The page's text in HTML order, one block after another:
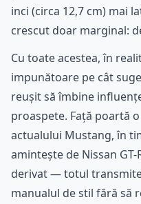
inci (circa 12,7 cm) mai
crescut doar marginal:
Cu toate acestea, în
impunătoare pe cât
reușit să îmbine
proaspete. Față poartă
actualului Mustang, în
amintește de Nissan
derivat — totul
manualul de stil fără să